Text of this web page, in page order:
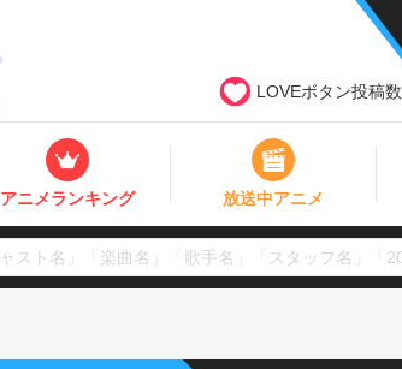
LOVEボタン投稿数
アニメランキング 放送中アニメ